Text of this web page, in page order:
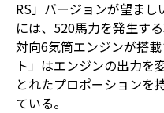
RS」バージョンが望ま
には、520馬力を発生す
対向6気筒エンジンが搭
ト」はエンジンの出力を
とれたプロポーションを
ている。